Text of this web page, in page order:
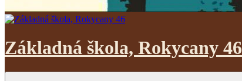
Základná škola, Rokycany 46